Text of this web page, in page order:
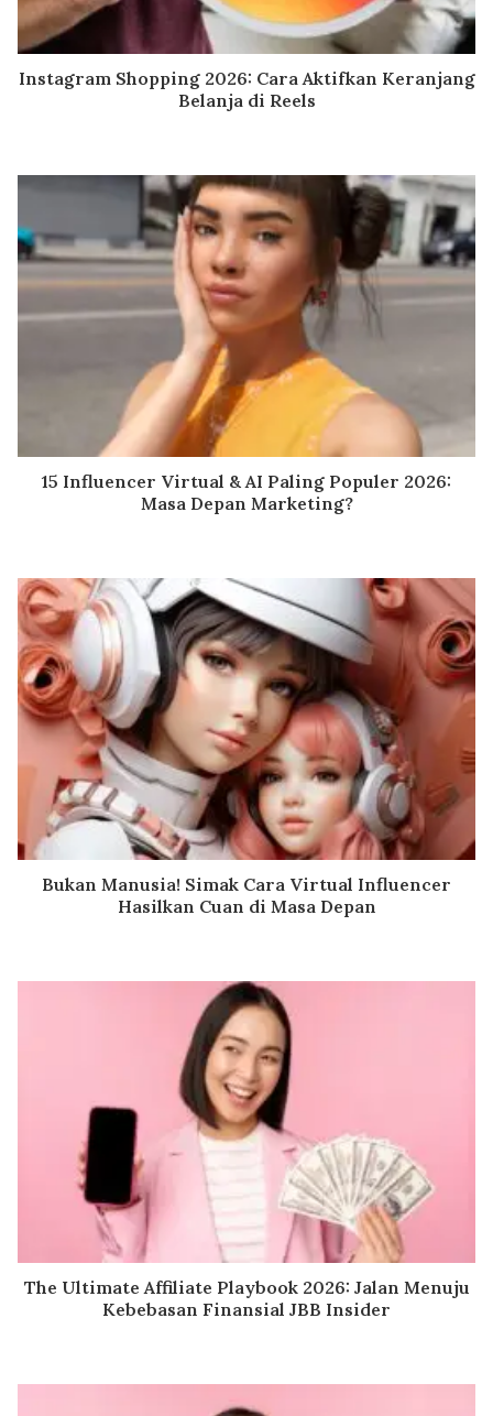
Instagram Shopping 2026: Cara Aktifkan Keranjang
Belanja di Reels
15 Influencer Virtual & AI Paling Populer 2026:
Masa Depan Marketing?
Bukan Manusia! Simak Cara Virtual Influencer
Hasilkan Cuan di Masa Depan
The Ultimate Affiliate Playbook 2026: Jalan Menuju
Kebebasan Finansial JBB Insider